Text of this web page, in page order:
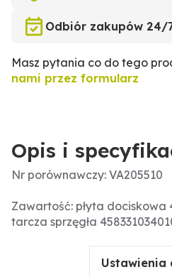
Odbiór zakupów 24/
Masz pytania co do tego
nami przez formularz
Opis i
Nr porównawczy: VA205510
Zawartość: płyta dociskowa
tarcza sprzęgła
Ustawienia